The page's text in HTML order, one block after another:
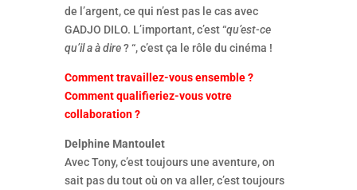
de l’argent, ce qui n’est pas le cas avec
GADJO DILO. L’important, c’est “qu’est-ce
qu’il a à dire? “, c’est ça le rôle du cinéma !
Comment travaillez-vous ensemble ?
Comment qualifieriez-vous votre
collaboration ?
Delphine Mantoulet
Avec Tony, c’est toujours une aventure, on
sait pas du tout où on va aller, c’est toujours